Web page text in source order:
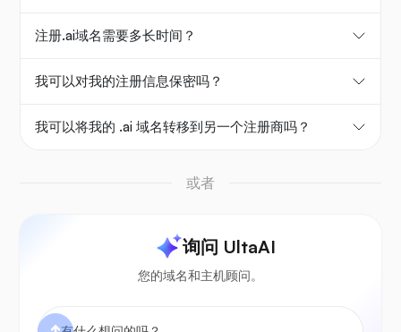
注册.ai域名需要多长时间？
我可以对我的注册信息保密吗？
我可以将我的 .ai 域名转移到另一个注册商吗？
或者
询问 UltaAI
您的域名和主机顾问。